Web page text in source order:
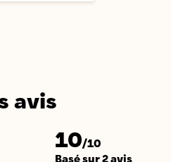
avis
10/10
Basé sur 2 avis